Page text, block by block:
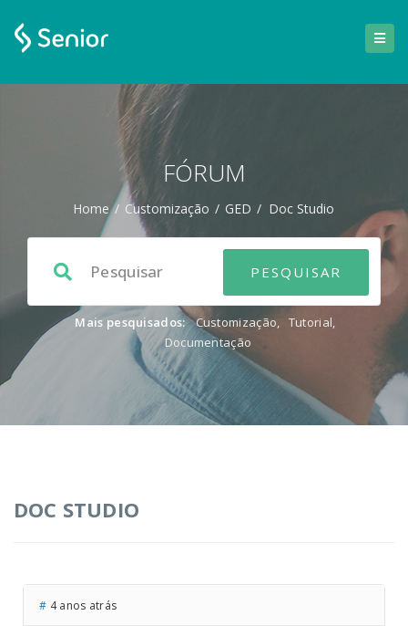
FÓRUM
Home / Customização / GED / Doc Studio
Mais pesquisados: Customização, Tutorial,
Documentação
DOC STUDIO
# 4 anos atrás